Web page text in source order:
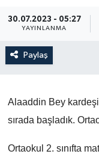
30.07.2023 - 05:27
YAYINLANMA
Paylaş
Alaaddin Bey
sırada başladık.
Ortaokul 2. sınıfta
Yurtdışı Gezi
Yurtiçi Gezi
Hakkımızda
Yönetim
Süper Lig
Tüm Manşetler
Haber Arşivi